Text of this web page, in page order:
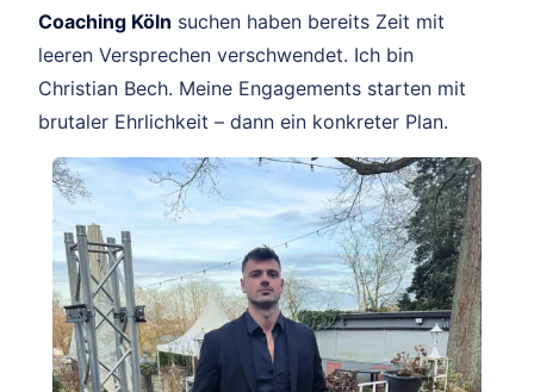
Coaching Köln suchen haben bereits Zeit mit
leeren Versprechen verschwendet. Ich bin
Christian Bech. Meine Engagements starten mit
brutaler Ehrlichkeit – dann ein konkreter Plan.